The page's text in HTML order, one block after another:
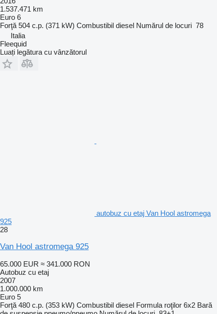
1.537.471 km
Euro 6
Forţă 504 c.p. (371 kW) Combustibil diesel Numărul de locuri 78
Italia
Fleequid
Luați legătura cu vânzătorul
autobuz cu etaj Van Hool astromega
925
28
Van Hool astromega 925
65.000 EUR ≈ 341.000 RON
Autobuz cu etaj
2007
1.000.000 km
Euro 5
Forţă 480 c.p. (353 kW) Combustibil diesel Formula roţilor 6x2 Bară